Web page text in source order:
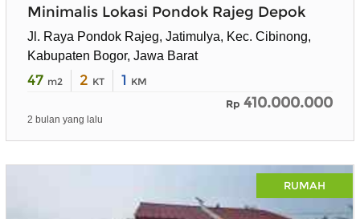
Minimalis Lokasi Pondok Rajeg Depok
Jl. Raya Pondok Rajeg, Jatimulya, Kec. Cibinong,
Kabupaten Bogor, Jawa Barat
47 m2 2 KT 1 KM
Rp 410.000.000
2 bulan yang lalu
RUMAH